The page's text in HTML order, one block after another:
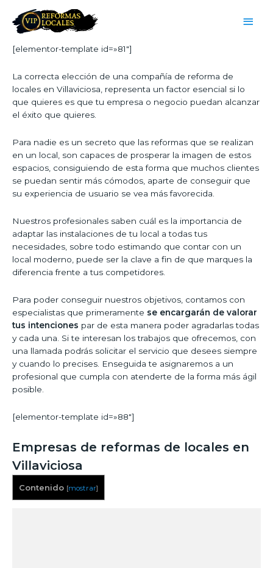
[elementor-template id=»81″]
La correcta elección de una compañía de reforma de
locales en Villaviciosa, representa un factor esencial si lo
que quieres es que tu empresa o negocio puedan alcanzar
el éxito que quieres.
Para nadie es un secreto que las reformas que se realizan
en un local, son capaces de prosperar la imagen de estos
espacios, consiguiendo de esta forma que muchos clientes
se puedan sentir más cómodos, aparte de conseguir que
su experiencia de usuario se vea más favorecida.
Nuestros profesionales saben cuál es la importancia de
adaptar las instalaciones de tu local a todas tus
necesidades, sobre todo estimando que contar con un
local moderno, puede ser la clave a fin de que marques la
diferencia frente a tus competidores.
Para poder conseguir nuestros objetivos, contamos con
especialistas que primeramente se encargarán de valorar
tus intenciones par de esta manera poder agradarlas todas
y cada una. Si te interesan los trabajos que ofrecemos, con
una llamada podrás solicitar el servicio que desees siempre
y cuando lo precises. Enseguida te asignaremos a un
profesional que cumpla con atenderte de la forma más ágil
posible.
[elementor-template id=»88″]
Empresas de reformas de locales en
Villaviciosa
Contenido [mostrar]